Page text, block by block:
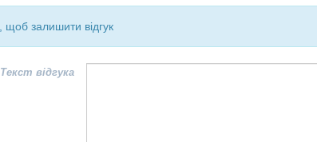
, щоб залишити відгук
Текст відгука